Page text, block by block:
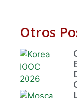
Otros